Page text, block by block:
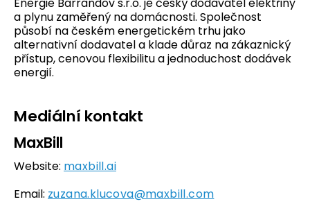
a plynu zaměřený na domácnosti. Společnost
působí na českém energetickém trhu jako
alternativní dodavatel a klade důraz na zákaznický
přístup, cenovou flexibilitu a jednoduchost dodávek
energií.
Mediální kontakt
MaxBill
Website: maxbill.ai
Email: zuzana.klucova@maxbill.com